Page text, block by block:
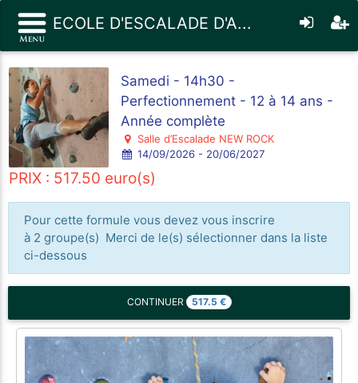
ECOLE D'ESCALADE D'A...
Samedi - 14h30 -
Perfectionnement - 12 à 14 ans -
Année complète
Salle d’Escalade NEW ROCK
14/09/2026 - 20/06/2027
PRIX : 517.50 euro(s)
Pour cette formule vous devez vous inscrire
à 2 groupe(s) Merci de le(s) sélectionner dans la liste
ci-dessous
CONTINUER 517.5 €